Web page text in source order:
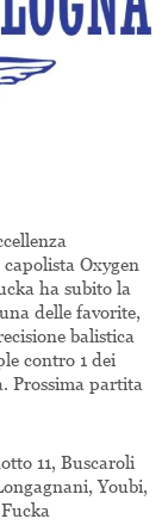
Oxygen
ha subito la
delle favorite,
balistica
contro 1 dei
Prossima partita
11, Buscaroli
Youbi,